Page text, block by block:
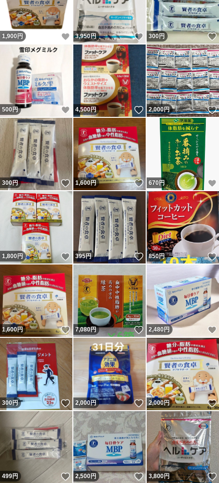
1,900 円 いいね！
3,950円 いいね！
300円
500円 いいね！
4,500円 いいね！
2,000円
300円 いいね！
1,600円 いいね！
670 円
1,800円 いいね！
395円 いいね！
850円
1,600円 いいね！
7,080円 いいね！
2,480 円
300円 いいね！
2,000円 いいね！
2,000円
499円 いいね！
2,500円 いいね！
3,800円